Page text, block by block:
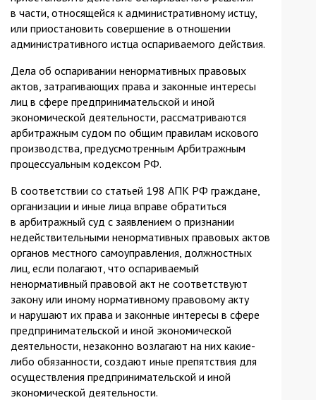
в части, относящейся к административному истцу,
или приостановить совершение в отношении
административного истца оспариваемого действия.
Дела об оспаривании ненормативных правовых
актов, затрагивающих права и законные интересы
лиц в сфере предпринимательской и иной
экономической деятельности, рассматриваются
арбитражным судом по общим правилам искового
производства, предусмотренным Арбитражным
процессуальным кодексом РФ.
В соответствии со статьей 198 АПК РФ граждане,
организации и иные лица вправе обратиться
в арбитражный суд с заявлением о признании
недействительными ненормативных правовых актов
органов местного самоуправления, должностных
лиц, если полагают, что оспариваемый
ненормативный правовой акт не соответствуют
закону или иному нормативному правовому акту
и нарушают их права и законные интересы в сфере
предпринимательской и иной экономической
деятельности, незаконно возлагают на них какие-
либо обязанности, создают иные препятствия для
осуществления предпринимательской и иной
экономической деятельности.